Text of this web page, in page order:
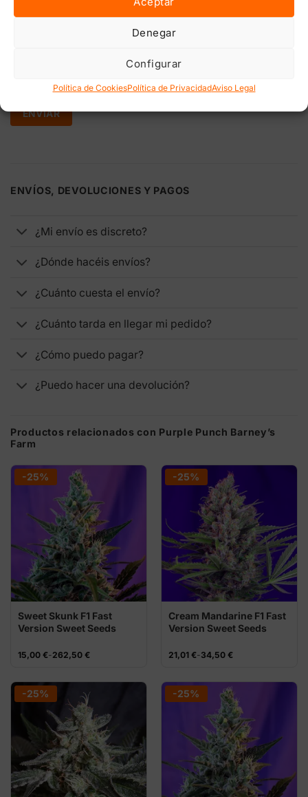
Denegar
Configurar
Política de CookiesPolítica de PrivacidadAviso Legal
Guarda mi nombre, correo electrónico y web en este
navegador para la próxima vez que comente.
ENVÍOS, DEVOLUCIONES Y PAGOS
¿Mi envío es discreto?
¿Dónde hacéis envíos?
¿Cuánto cuesta el envío?
¿Cuánto tarda en llegar mi pedido?
¿Cómo puedo pagar?
¿Puedo hacer una devolución?
Productos relacionados con Purple Punch Barney’s
Farm
-25%
Sweet Skunk F1 Fast
Version Sweet Seeds
15,00 €-262,50 €
Rango
15,00 €
hasta
262,50 €
-25%
Cream Mandarine F1 Fast
Version Sweet Seeds
21,01 €-34,50 €
Rango
21,01 €
hasta
34,50 €
-25% -25%